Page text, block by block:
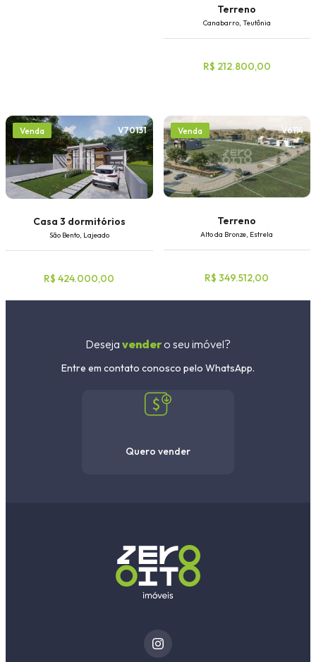
Terreno
Canabarro, Teutônia
R$ 212.800,00
Venda V70131
Casa 3 dormitórios
São Bento, Lajeado
R$ 424.000,00
Venda V6114
Terreno
Alto da Bronze, Estrela
R$ 349.512,00
Deseja vendero seu imóvel?
Entre em contato conosco pelo WhatsApp.
Quero vender